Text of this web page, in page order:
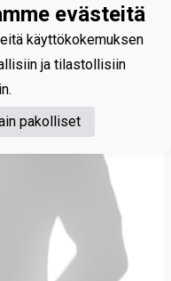
evästeitä
käyttökokemuksen
ja tilastollisiin
pakolliset